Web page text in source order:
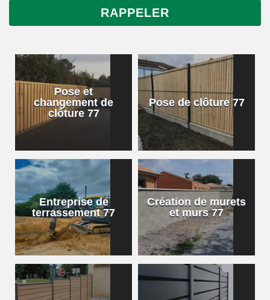
Pose et
changement de
clôture 77
Pose de clôture 77
Entreprise de
terrassement 77
Création de murets
et murs 77